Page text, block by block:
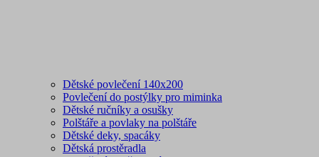
Dětské povlečení 140x200
Povlečení do postýlky pro miminka
Dětské ručníky a osušky
Polštáře a povlaky na polštáře
Dětské deky, spacáky
Dětská prostěradla